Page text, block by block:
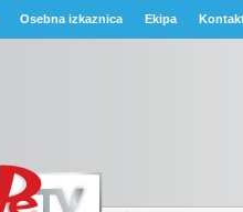
Osebna izkaznica Ekipa